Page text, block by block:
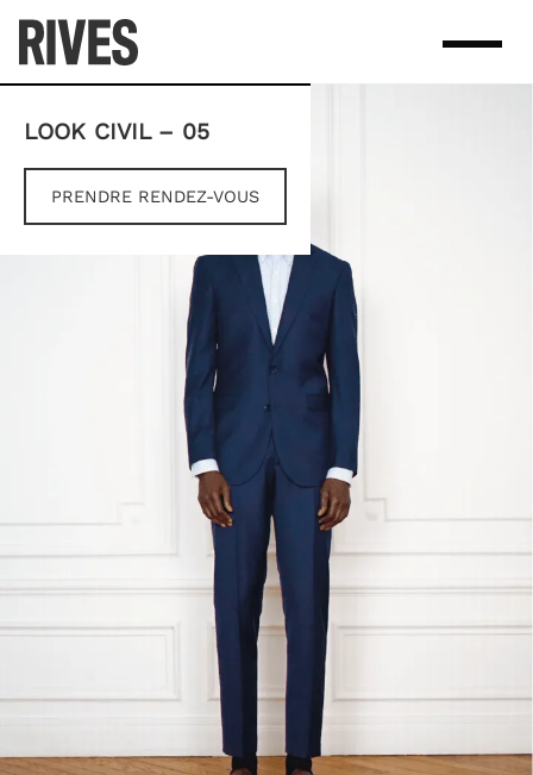
content
LOOK CIVIL – 05
PRENDRE RENDEZ-VOUS